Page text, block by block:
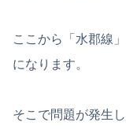
ここから「水郡線
になります。
そこで問題が発生し